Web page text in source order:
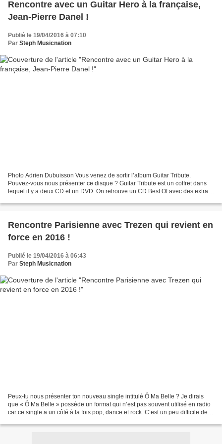
Rencontre avec un Guitar Hero à la française,
Jean-Pierre Danel !
Publié le 19/04/2016 à 07:10
Par Steph Musicnation
Photo Adrien Dubuisson Vous venez de sortir l’album Guitar Tribute.
Pouvez-vous nous présenter ce disque ? Guitar Tribute est un coffret dans
lequel il y a deux CD et un DVD. On retrouve un CD Best Of avec des extraits
Rencontre Parisienne avec Trezen qui revient en
force en 2016 !
Publié le 19/04/2016 à 06:43
Par Steph Musicnation
Peux-tu nous présenter ton nouveau single intitulé Ô Ma Belle ? Je dirais
que « Ô Ma Belle » possède un format qui n’est pas souvent utilisé en radio
car ce single a un côté à la fois pop, dance et rock. C’est un peu difficile de